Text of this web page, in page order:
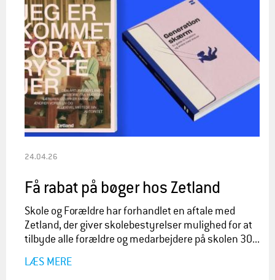
24.04.26
Få rabat på bøger hos Zetland
Skole og Forældre har forhandlet en aftale med
Zetland, der giver skolebestyrelser mulighed for at
tilbyde alle forældre og medarbejdere på skolen 30...
LÆS MERE